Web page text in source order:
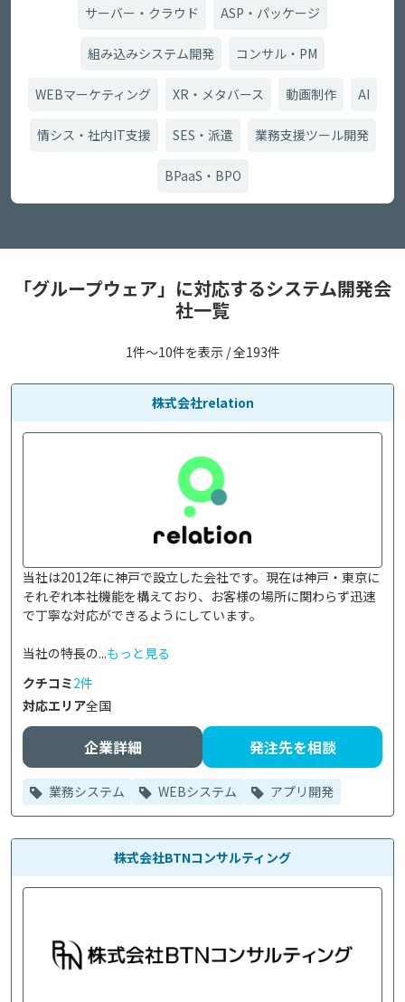
サーバー・クラウド ASP・パッケージ
組み込みシステム開発 コンサル・PM
WEBマーケティング XR・メタバース 動画制作 AI
情シス・社内IT支援 SES・派遣 業務支援ツール開発
BPaaS・BPO
「グループウェア」に対応するシステム開発会
社一覧
1件〜10件を表示 / 全193件
株式会社relation
当社は2012年に神戸で設立した会社です。現在は神戸・東京に
それぞれ本社機能を構えており、お客様の場所に関わらず迅速
で丁寧な対応ができるようにしています。
当社の特長の...もっと見る
クチコミ2件
対応エリア全国
企業詳細 発注先を相談
業務システム WEBシステム アプリ開発
株式会社BTNコンサルティング